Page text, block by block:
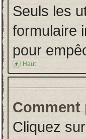
Seuls les
formulaire
pour
Haut
Cliquez